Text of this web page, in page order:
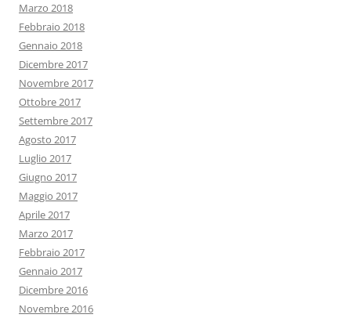
Marzo 2018
Febbraio 2018
Gennaio 2018
Dicembre 2017
Novembre 2017
Ottobre 2017
Settembre 2017
Agosto 2017
Luglio 2017
Giugno 2017
Maggio 2017
Aprile 2017
Marzo 2017
Febbraio 2017
Gennaio 2017
Dicembre 2016
Novembre 2016